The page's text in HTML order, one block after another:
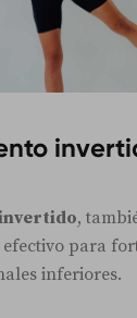
,
efectivo para
inferiores.